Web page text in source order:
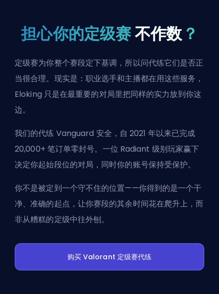
担心你的定级赛不作数？
定级赛为你整个赛段定下基调，所以问代练它们是否正
当很合理。现实是：职业选手和主播都在用这些服务，
Eloking 只是在最重要的对局里把同样的实力放到你这
边。
我们的代练 Vanguard 安全，自 2021 年以来已完成
20,000+ 笔订单零封号。一位 Radiant 级别玩家赢下
决定你起始段位的对局，同时你的账号保持受保护。
你不是被定到一个守不住的位置——你得到的是一个干
净、准确的起点，让你赛段的其余时间花在爬升上，而
非从糟糕的定级中往外刨。
购买 Valorant 定级赛代练